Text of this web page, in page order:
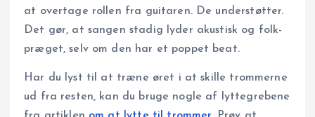
at overtage rollen fra guitaren. De understøtter.
Det gør, at sangen stadig lyder akustisk og folk-
præget, selv om den har et poppet beat.
Har du lyst til at træne øret i at skille trommerne
ud fra resten, kan du bruge nogle af lyttegrebene